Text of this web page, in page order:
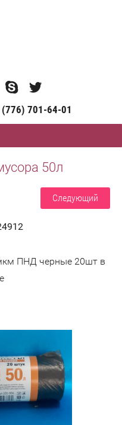
(776) 701-64-01
50л
Следующий
ПНД черные 20шт в